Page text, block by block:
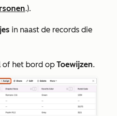
.).
in naast de records die
of het bord op Toewijzen.